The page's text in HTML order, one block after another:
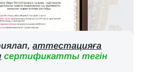
аттестацияға
сертификатты тегін